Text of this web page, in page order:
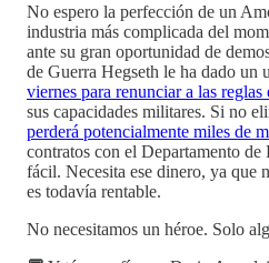
No espero la perfección de un
industria más complicada del
ante su gran oportunidad de
de Guerra Hegseth le ha dado un
viernes para renunciar a las reglas
sus capacidades militares. Si no
perderá potencialmente miles de
contratos con el Departamento
fácil. Necesita ese dinero, ya que
es todavía rentable.
No necesitamos un héroe. Solo